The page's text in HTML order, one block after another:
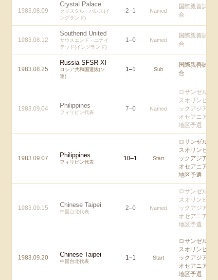
1983.08.09
Crystal Palace
クリスタル・パレス(イ
ングランド)
2–1 Named
国際親善試
合
1983.08.12
Southend United
サウスエンド・ユナイ
テッド(イングランド)
1–0 Named
国際親善試
合
1983.08.25
Russia SFSR XI
ロシア共和国選抜(ソ
連)
1–1 Sub
国際親善試
合
1983.09.04 Philippines
フィリピン代表
7–0 Named
ロサンゼル
スオリンピ
ックアジア/
オセアニア
地区予選
1983.09.07 Philippines
フィリピン代表
10–1 Start
ロサンゼル
スオリンピ
ックアジア/
オセアニア
地区予選
1983.09.15 Chinese Taipei
中国台北代表
2–0 Named
ロサンゼル
スオリンピ
ックアジア/
オセアニア
地区予選
1983.09.20 Chinese Taipei
中国台北代表
1–1 Start
ロサンゼル
スオリンピ
ックアジア/
オセアニア
地区予選